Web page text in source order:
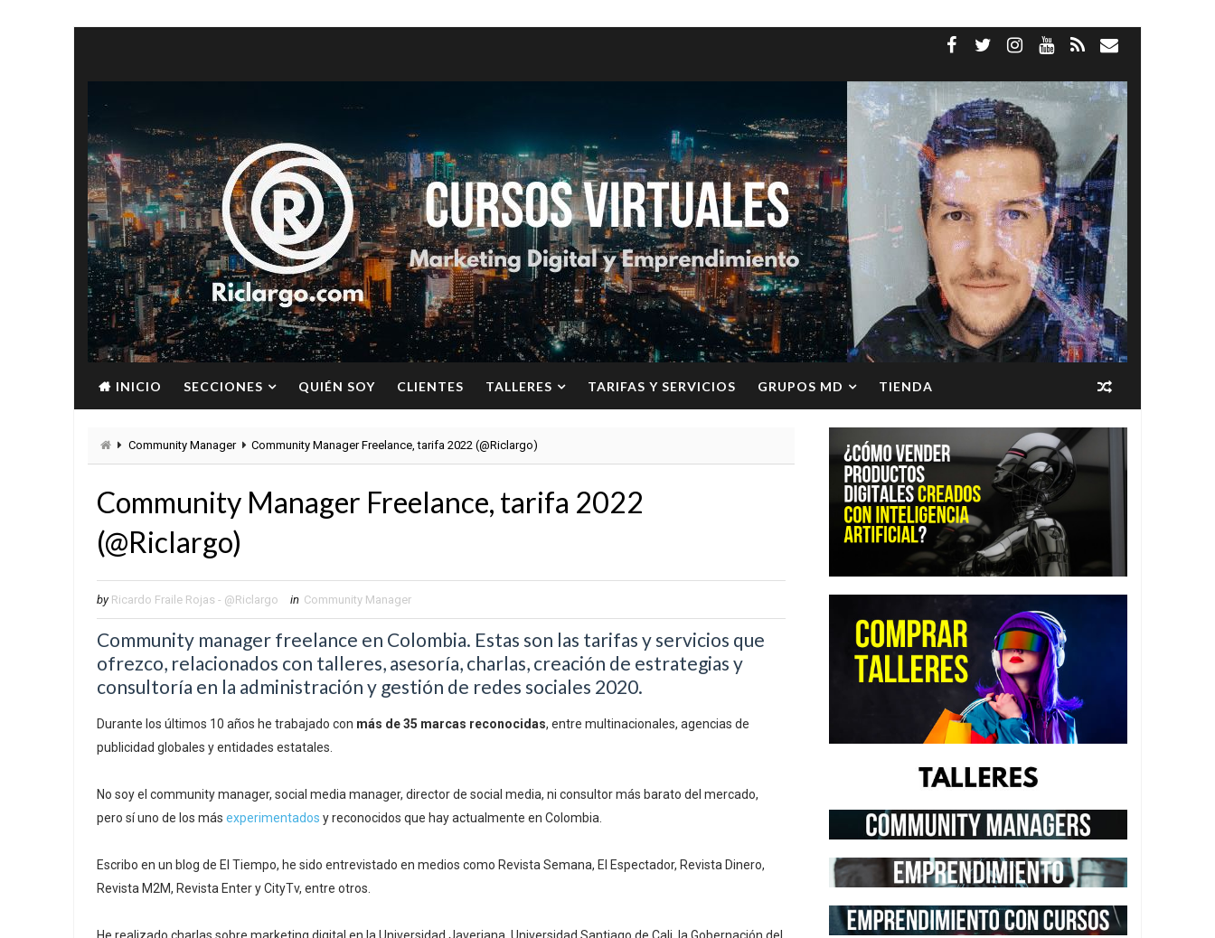
INICIO SECCIONES QUIÉN SOY CLIENTES TALLERES TARIFAS Y SERVICIOS GRUPOS MD TIENDA
Community Manager Community Manager Freelance, tarifa 2022 (@Riclargo)
Community Manager Freelance, tarifa 2022
(@Riclargo)
by Ricardo Fraile Rojas - @Riclargo in Community Manager
Community manager freelance en Colombia. Estas son las tarifas y servicios que
ofrezco, relacionados con talleres, asesoría, charlas, creación de estrategias y
consultoría en la administración y gestión de redes sociales 2020.
Durante los últimos 10 años he trabajado con más de 35 marcas reconocidas, entre multinacionales, agencias de
publicidad globales y entidades estatales.
No soy el community manager, social media manager, director de social media, ni consultor más barato del mercado,
pero sí uno de los más experimentados y reconocidos que hay actualmente en Colombia.
Escribo en un blog de El Tiempo, he sido entrevistado en medios como Revista Semana, El Espectador, Revista Dinero,
Revista M2M, Revista Enter y CityTv, entre otros.